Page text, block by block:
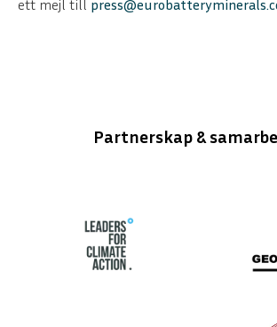
ett mejl till
Partnerskap &